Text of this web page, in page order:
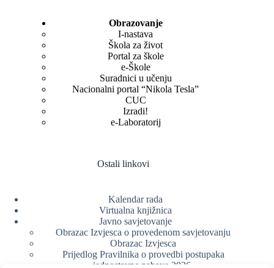
Obrazovanje
I-nastava
Škola za život
Portal za škole
e-Škole
Suradnici u učenju
Nacionalni portal “Nikola Tesla”
CUC
Izradi!
e-Laboratorij
Ostali linkovi
Kalendar rada
Virtualna knjižnica
Javno savjetovanje
Obrazac Izvjesca o provedenom savjetovanju
Obrazac Izvjesca
Prijedlog Pravilnika o provedbi postupaka
jednostavne nabave 2026.